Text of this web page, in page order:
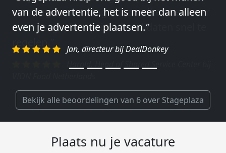
van de advertentie, het is meer dan alleen
even je advertentie plaatsen.″
Jan, directeur bij DealDonkey
ervaringen met Stageplaza: elke keer weer
weet Stageplaza prima kandidaten snel te
regelen.″
Bekijk alle beoordelingen van 6 over Stageplaza
Plaats nu je vacature